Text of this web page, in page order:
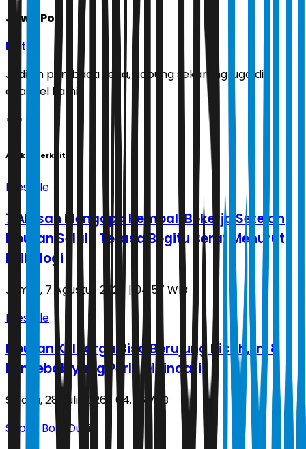
Jawa Pos
Ikuti
Jadilah pembaca setia, gabung sekarang juga di
channel kami!
Artikel Terkait
Lifestyle
7 Alasan Mengapa Kembali Bekerja Setelah
Liburan Selalu Terasa Begitu Berat Menurut
Psikologi
Jumat, 7 Agustus 2026 | 04.57 WIB
Lifestyle
Liburan Keluarga Bisa Berujung Ricuh, Ini 8
Penyebab yang Perlu Dihindari
Selasa, 28 Juli 2026 | 04.56 WIB
Sepak Bola Dunia